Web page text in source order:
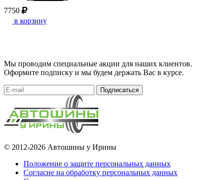
7750
в корзину
Мы проводим специальные акции для наших клиентов.
Оформите подписку и мы будем держать Вас в курсе.
Подписаться
© 2012-2026 Автошины у Ирины
Положение о защите персональных данных
Согласие на обработку персональных данных